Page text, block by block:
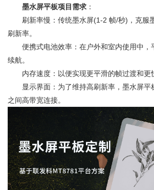
墨水屏平板项目需求 ：
刷新率慢：传统墨水屏(1-2 帧/秒)，克服
刷新率。
便携式电池效率：在户外和室内使用中，
续航。
内存速度：以便实现更平滑的帧过渡和更
显示界面：为了维持高刷新率，墨水屏平
之间高带宽连接。